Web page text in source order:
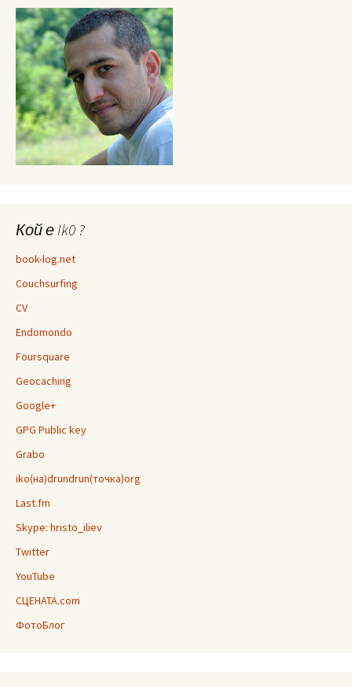
Кой е Ik0 ?
book-log.net
Couchsurfing
CV
Endomondo
Foursquare
Geocaching
Google+
GPG Public key
Grabo
iko(на)drundrun(точка)org
Last.fm
Skype: hristo_iliev
Twitter
YouTube
СЦЕНАТА.com
ФотоБлог